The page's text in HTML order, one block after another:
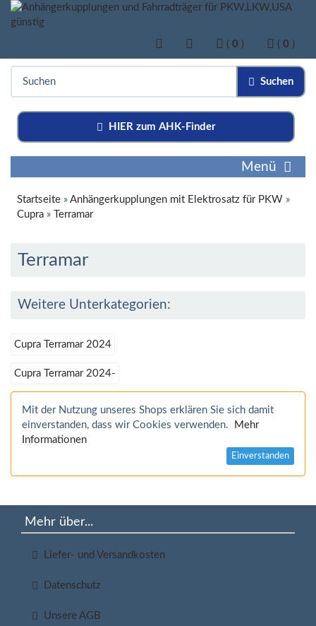
( 0 ) ( 0 )
Suchen
HIER zum AHK-Finder
Menü
Startseite » Anhängerkupplungen mit Elektrosatz für PKW »
Cupra » Terramar
Terramar
Weitere Unterkategorien:
Cupra Terramar 2024
Cupra Terramar 2024-
Mit der Nutzung unseres Shops erklären Sie sich damit
einverstanden, dass wir Cookies verwenden.
Mehr
Informationen
Einverstanden
Mehr über...
Liefer- und Versandkosten
Datenschutz
Unsere AGB